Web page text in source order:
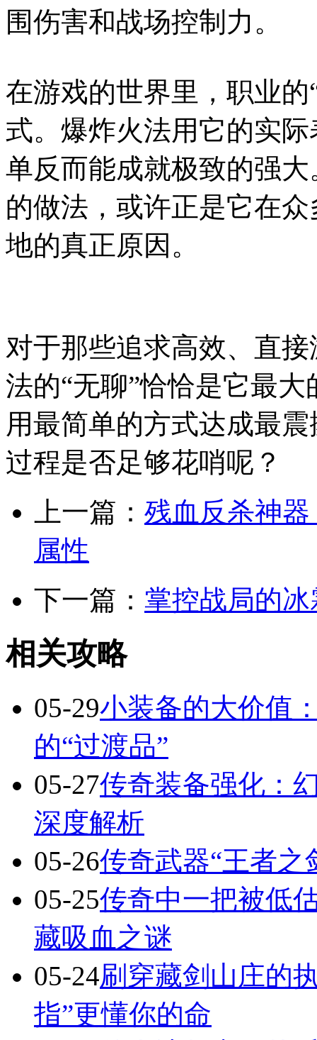
围伤害和战场控制力。
在游戏的世界里，职业
式。爆炸火法用它的实
单反而能成就极致的强
的做法，或许正是它在
地的真正原因。
对于那些追求高效、直
法的“无聊”恰恰是它最
用最简单的方式达成最
过程是否足够花哨呢？
上一篇： 残血反杀神器
属性
下一篇： 掌控战局的
相关攻略
05-29小装备的大价值
的“过渡品”
05-27传奇装备强化：
深度解析
05-26传奇武器“王者之
05-25传奇中一把被低
藏吸血之谜
05-24刷穿藏剑山庄的
指”更懂你的命